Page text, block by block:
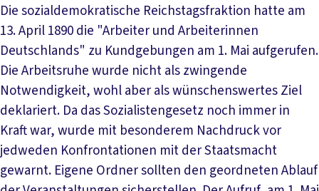
Die sozialdemokratische Reichstagsfraktion hatte am
13. April 1890 die "Arbeiter und Arbeiterinnen
Deutschlands" zu Kundgebungen am 1. Mai aufgerufen.
Die Arbeitsruhe wurde nicht als zwingende
Notwendigkeit, wohl aber als wünschenswertes Ziel
deklariert. Da das Sozialistengesetz noch immer in
Kraft war, wurde mit besonderem Nachdruck vor
jedweden Konfrontationen mit der Staatsmacht
gewarnt. Eigene Ordner sollten den geordneten Ablauf